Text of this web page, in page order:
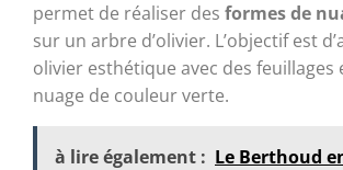
permet de réaliser des formes de
sur un arbre d’olivier. L’objectif est
olivier esthétique avec des feuillages
nuage de couleur verte.
à lire également : Le Berthoud